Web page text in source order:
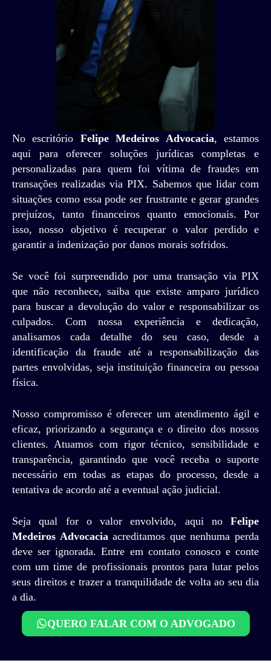
No escritório Felipe Medeiros Advocacia, estamos
aqui para oferecer soluções jurídicas completas e
personalizadas para quem foi vítima de fraudes em
transações realizadas via PIX. Sabemos que lidar com
situações como essa pode ser frustrante e gerar grandes
prejuízos, tanto financeiros quanto emocionais. Por
isso, nosso objetivo é recuperar o valor perdido e
garantir a indenização por danos morais sofridos.
Se você foi surpreendido por uma transação via PIX
que não reconhece, saiba que existe amparo jurídico
para buscar a devolução do valor e responsabilizar os
culpados. Com nossa experiência e dedicação,
analisamos cada detalhe do seu caso, desde a
identificação da fraude até a responsabilização das
partes envolvidas, seja instituição financeira ou pessoa
física.
Nosso compromisso é oferecer um atendimento ágil e
eficaz, priorizando a segurança e o direito dos nossos
clientes. Atuamos com rigor técnico, sensibilidade e
transparência, garantindo que você receba o suporte
necessário em todas as etapas do processo, desde a
tentativa de acordo até a eventual ação judicial.
Seja qual for o valor envolvido, aqui no Felipe
Medeiros Advocacia acreditamos que nenhuma perda
deve ser ignorada. Entre em contato conosco e conte
com um time de profissionais prontos para lutar pelos
seus direitos e trazer a tranquilidade de volta ao seu dia
a dia.
QUERO FALAR COM O ADVOGADO